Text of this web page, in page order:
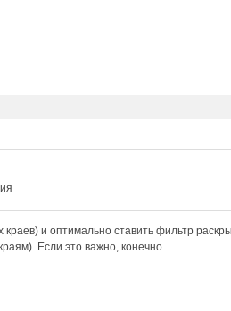
и оптимально ставить фильтр
Если это важно, конечно.